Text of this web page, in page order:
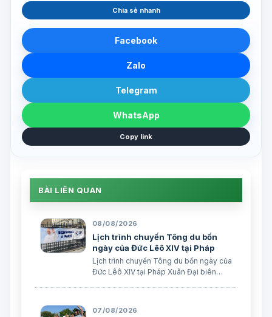
Chia sẻ nhanh
Facebook
Zalo
Telegram
WhatsApp
Copy link
BÀI LIÊN QUAN
08/08/2026
Lịch trình chuyến Tông du bốn
ngày của Đức Lêô XIV tại Pháp
Lịch trình chuyến Tông du bốn ngày của
Đức Lêô XIV tại Pháp Xuân Đại biên
07/08/2026